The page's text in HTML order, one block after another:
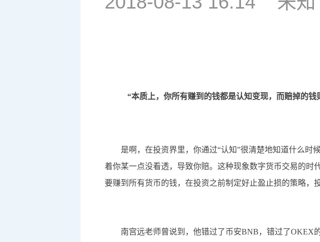
“本质上，你所有赚到的钱都是认知变现，而赔掉的钱
是啊，在投资界里，你通过“认知”很清楚地知道什么时
着你某一点没看透，导致你赔。这种现象数字货币交易的
要赚到所有货币的钱，在投资之前制定好止盈止损的策略，
南宫远老师曾说到，他错过了币安BNB，错过了OKEX